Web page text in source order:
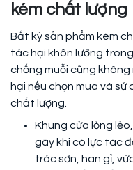
kém chất lượng
Bất kỳ sản phẩm kém
tác hại khôn lường
chống muỗi cũng
hại nếu chọn mua và sử
chất lượng.
Khung cửa lỏng
gãy khi có lực tác
tróc sơn, han gỉ,